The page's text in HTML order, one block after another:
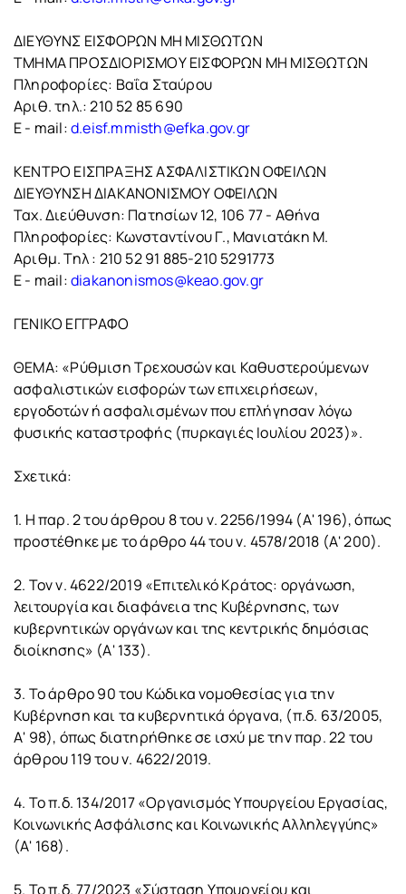
ΔΙΕΥΘΥΝΣ ΕΙΣΦΟΡΩΝ ΜΗ ΜΙΣΘΩΤΩΝ
ΤΜΗΜΑ ΠΡΟΣΔΙΟΡΙΣΜΟΥ ΕΙΣΦΟΡΩΝ ΜΗ ΜΙΣΘΩΤΩΝ
Πληροφορίες: Βαΐα Σταύρου
Αριθ. τηλ.: 210 52 85 690
Ε - mail:d.eisf.mmisth@efka.gov.gr
ΚΕΝΤΡΟ ΕΙΣΠΡΑΞΗΣ ΑΣΦΑΛΙΣΤΙΚΩΝ ΟΦΕΙΛΩΝ
ΔΙΕΥΘΥΝΣΗ ΔΙΑΚΑΝΟΝΙΣΜΟΥ ΟΦΕΙΛΩΝ
Ταχ. Διεύθυνση: Πατησίων 12, 106 77 - Αθήνα
Πληροφορίες: Κωνσταντίνου Γ., Μανιατάκη Μ.
Αριθμ. Τηλ : 210 52 91 885-210 5291773
E - mail:diakanonismos@keao.gov.gr
ΓΕΝΙΚΟ ΕΓΓΡΑΦΟ
ΘΕΜΑ: «Ρύθμιση Τρεχουσών και Καθυστερούμενων
ασφαλιστικών εισφορών των επιχειρήσεων,
εργοδοτών ή ασφαλισμένων που επλήγησαν λόγω
φυσικής καταστροφής (πυρκαγιές Ιουλίου 2023)».
Σχετικά:
1. Η παρ. 2 του άρθρου 8 του ν. 2256/1994 (Α' 196), όπως
προστέθηκε με το άρθρο 44 του ν. 4578/2018 (Α' 200).
2. Τον ν. 4622/2019 «Επιτελικό Κράτος: οργάνωση,
λειτουργία και διαφάνεια της Κυβέρνησης, των
κυβερνητικών οργάνων και της κεντρικής δημόσιας
διοίκησης» (Α' 133).
3. Το άρθρο 90 του Κώδικα νομοθεσίας για την
Κυβέρνηση και τα κυβερνητικά όργανα, (π.δ. 63/2005,
Α' 98), όπως διατηρήθηκε σε ισχύ με την παρ. 22 του
άρθρου 119 του ν. 4622/2019.
4. Το π.δ. 134/2017 «Οργανισμός Υπουργείου Εργασίας,
Κοινωνικής Ασφάλισης και Κοινωνικής Αλληλεγγύης»
(Α' 168).
5. Το π.δ. 77/2023 «Σύσταση Υπουργείου και